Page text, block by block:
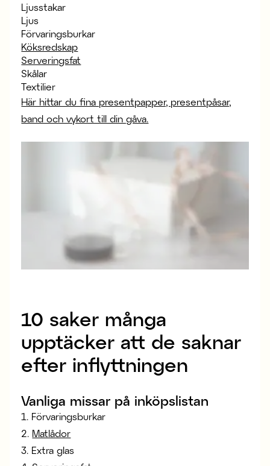
Ljusstakar
Ljus
Förvaringsburkar
Köksredskap
Serveringsfat
Skålar
Textilier
Här hittar du fina presentpapper, presentpåsar,
band och vykort till din gåva.
10 saker många
upptäcker att de saknar
efter inflyttningen
Vanliga missar på inköpslistan
1. Förvaringsburkar
2. Matlådor
3. Extra glas